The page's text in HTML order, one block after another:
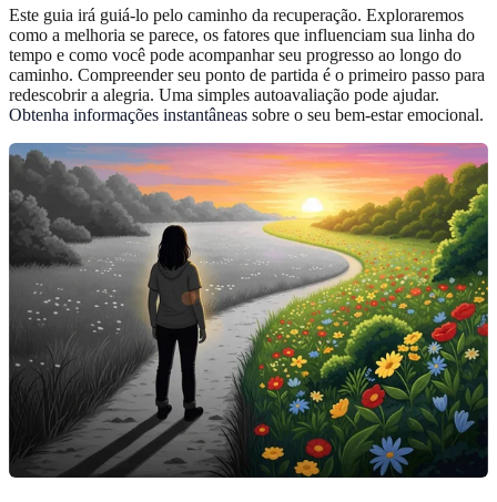
Este guia irá guiá-lo pelo caminho da recuperação. Exploraremos
como a melhoria se parece, os fatores que influenciam sua linha do
tempo e como você pode acompanhar seu progresso ao longo do
caminho. Compreender seu ponto de partida é o primeiro passo para
redescobrir a alegria. Uma simples autoavaliação pode ajudar.
Obtenha informações instantâneas sobre o seu bem-estar emocional.